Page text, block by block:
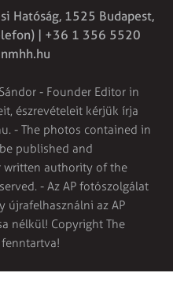
Hatóság, 1525 Budapest,
| +36 1 356 5520
- Founder Editor in
észrevételeit kérjük írja
. - The photos contained in
published and
authority of the
- Az AP fotószolgálat
újrafelhasználni az AP
nélkül! Copyright The